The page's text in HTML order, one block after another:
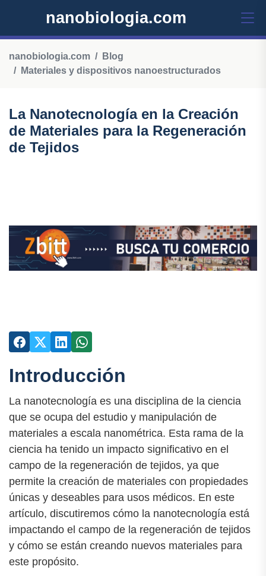
nanobiologia.com
nanobiologia.com
Blog
Materiales y dispositivos nanoestructurados
La Nanotecnología en la Creación
de Materiales para la Regeneración
de Tejidos
Introducción
La nanotecnología es una disciplina de la ciencia
que se ocupa del estudio y manipulación de
materiales a escala nanométrica. Esta rama de la
ciencia ha tenido un impacto significativo en el
campo de la regeneración de tejidos, ya que
permite la creación de materiales con propiedades
únicas y deseables para usos médicos. En este
artículo, discutiremos cómo la nanotecnología está
impactando el campo de la regeneración de tejidos
y cómo se están creando nuevos materiales para
este propósito.